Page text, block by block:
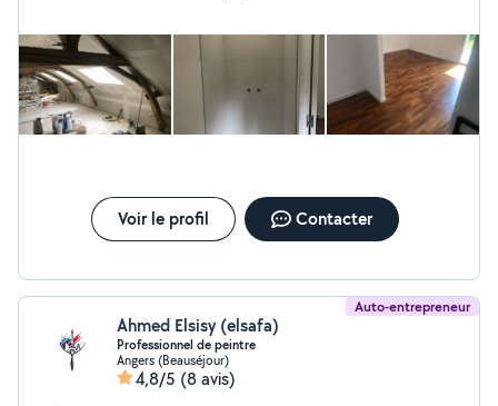
Voir le profil Contacter
Auto-entrepreneur
Ahmed Elsisy (elsafa)
Professionnel de peintre
Angers (Beauséjour)
4,8/5 (8 avis)